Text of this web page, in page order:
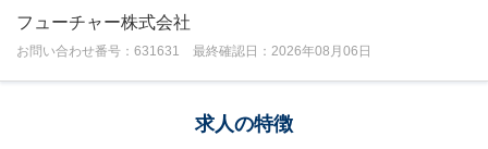
フューチャー株式会社
お問い合わせ番号：631631 最終確認日：2026年08月06日
求人の特徴